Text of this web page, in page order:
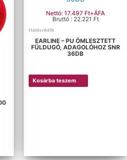
Nettó: 17.497 Ft+ÁFA
Bruttó : 22.221 Ft
Hallásvédők
EARLINE – PU ÖMLESZTETT
FÜLDUGÓ, ADAGOLÓHOZ SNR
36DB
Kosárba teszem